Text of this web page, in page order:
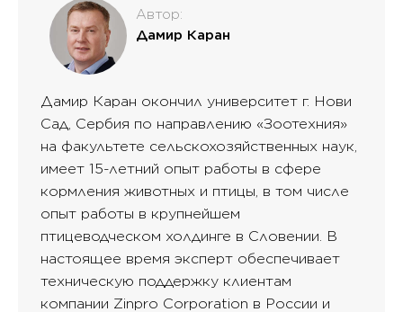
Автор:
Дамир Каран
Дамир Каран окончил университет г. Нови
Сад, Сербия по направлению «Зоотехния»
на факультете сельскохозяйственных наук,
имеет 15-летний опыт работы в сфере
кормления животных и птицы, в том числе
опыт работы в крупнейшем
птицеводческом холдинге в Словении. В
настоящее время эксперт обеспечивает
техническую поддержку клиентам
компании Zinpro Corporation в России и